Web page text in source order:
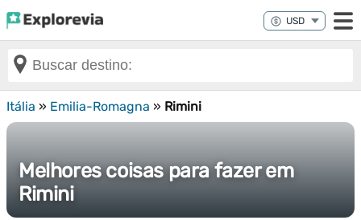
Itália » Emilia-Romagna » Rimini
Melhores coisas para fazer em
Rimini